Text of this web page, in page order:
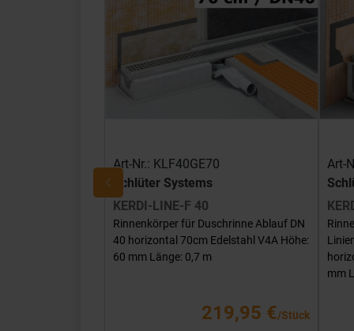
Art-Nr.: KLF40GE70
Schlüter Systems
KERDI-LINE-F 40
Rinnenkörper für Duschrinne Ablauf DN
40 horizontal 70cm Edelstahl V4A Höhe:
60 mm Länge: 0,7 m
219,95 €/Stück
Art-
mm